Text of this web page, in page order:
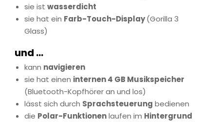
sie ist wasserdicht
sie hat ein Farb-Touch-Display(Gorilla 3
Glass)
und …
kann navigieren
sie hat einen internen 4 GB Musikspeicher
(Bluetooth-Kopfhörer an und los)
lässt sich durch Sprachsteuerung bedienen
die Polar-Funktionenlaufen im Hintergrund